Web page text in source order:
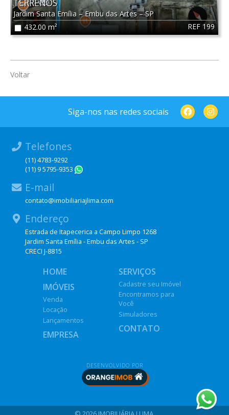
REF 199
TERRENOS
Jardim Santa Emília –Embu das Artes–SP
432.00 m²
Voltar
Siga-nos nas redes sociais
Telefones
(11) 4783-9292
(11) 9 5795-9353
E-mail
contato@imobiliariajlima.com
Endereço
Estrada de Itapecerica a Campo Limpo 1268
Jardim Santa Emília - Embu das Artes - SP
CRECI J-8815
HOME
IMÓVEIS
Venda
Locação
Lançamentos
EMPRESA
SERVIÇOS
Cadastre seu Imóvel
Encontramos para
Você
Simuladores
CONTATO
DESENVOLVIDO POR